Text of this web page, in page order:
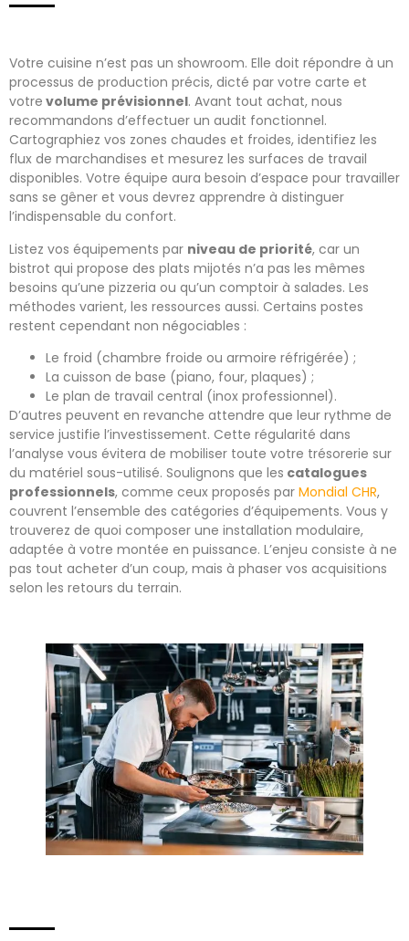
Votre cuisine n’est pas un showroom. Elle doit répondre à un
processus de production précis, dicté par votre carte et
votre volume prévisionnel. Avant tout achat, nous
recommandons d’effectuer un audit fonctionnel.
Cartographiez vos zones chaudes et froides, identifiez les
flux de marchandises et mesurez les surfaces de travail
disponibles. Votre équipe aura besoin d’espace pour travailler
sans se gêner et vous devrez apprendre à distinguer
l’indispensable du confort.
Listez vos équipements par niveau de priorité, car un
bistrot qui propose des plats mijotés n’a pas les mêmes
besoins qu’une pizzeria ou qu’un comptoir à salades. Les
méthodes varient, les ressources aussi. Certains postes
restent cependant non négociables :
Le froid (chambre froide ou armoire réfrigérée) ;
La cuisson de base (piano, four, plaques) ;
Le plan de travail central (inox professionnel).
D’autres peuvent en revanche attendre que leur rythme de
service justifie l’investissement. Cette régularité dans
l’analyse vous évitera de mobiliser toute votre trésorerie sur
du matériel sous-utilisé. Soulignons que les catalogues
professionnels, comme ceux proposés par Mondial CHR,
couvrent l’ensemble des catégories d’équipements. Vous y
trouverez de quoi composer une installation modulaire,
adaptée à votre montée en puissance. L’enjeu consiste à ne
pas tout acheter d’un coup, mais à phaser vos acquisitions
selon les retours du terrain.